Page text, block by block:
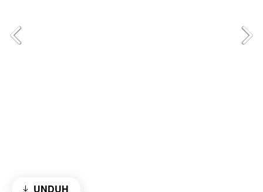
UNDUH